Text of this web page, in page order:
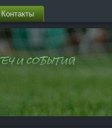
Контакты